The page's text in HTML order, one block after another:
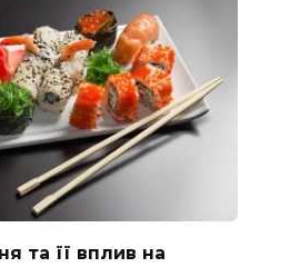
та її вплив на